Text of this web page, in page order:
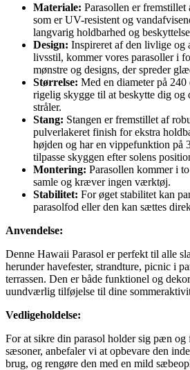
Materiale: Parasollen er
som er UV-resistent og
langvarig holdbarhed og
Design: Inspireret af den livlige og
livsstil, kommer vores parasoller i
mønstre og designs, der spreder
Størrelse: Med en diameter på
rigelig skygge til at beskytte dig
stråler.
Stang: Stangen er fremstillet af
pulverlakeret finish for ekstra
højden og har en vippefunktion på
tilpasse skyggen efter solens
Montering: Parasollen kommer i
samle og kræver ingen værktøj.
Stabilitet: For øget stabilitet kan
parasolfod eller den kan sættes
Anvendelse:
Denne Hawaii Parasol er perfekt til alle
herunder havefester, strandture, picnic i
terrassen. Den er både funktionel og
uundværlig tilføjelse til dine
Vedligeholdelse:
For at sikre din parasol holder sig pæn
sæsoner, anbefaler vi at opbevare den
brug, og rengøre den med en mild